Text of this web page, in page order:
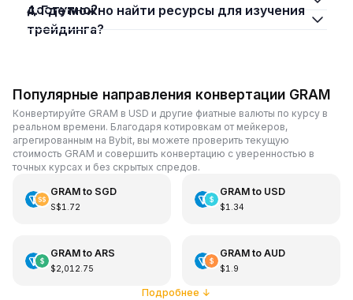
доступно?
4. Где можно найти ресурсы для изучения
трейдинга?
Популярные направления конвертации GRAM
Конвертируйте GRAM в USD и другие фиатные валюты по курсу в
реальном времени. Благодаря котировкам от мейкеров,
агрегированным на Bybit, вы можете проверить текущую
стоимость GRAM и совершить конвертацию с уверенностью в
точных курсах и без скрытых спредов.
GRAMto SGD
S$1.72
GRAMto USD
$1.34
GRAMto ARS
$2,012.75
GRAMto AUD
$1.9
Подробнее ↓